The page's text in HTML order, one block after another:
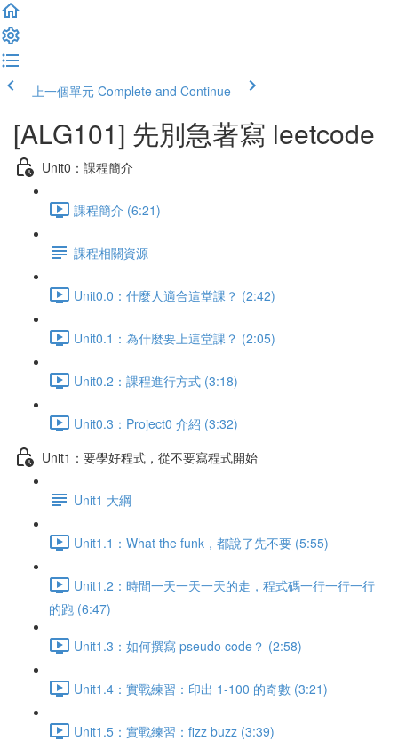
上一個單元 Complete and Continue
[ALG101] 先別急著寫 leetcode
Unit0：課程簡介
課程簡介 (6:21)
課程相關資源
Unit0.0：什麼人適合這堂課？ (2:42)
Unit0.1：為什麼要上這堂課？ (2:05)
Unit0.2：課程進行方式 (3:18)
Unit0.3：Project0 介紹 (3:32)
Unit1：要學好程式，從不要寫程式開始
Unit1 大綱
Unit1.1：What the funk，都說了先不要 (5:55)
Unit1.2：時間一天一天一天的走，程式碼一行一行一行
的跑 (6:47)
Unit1.3：如何撰寫 pseudo code？ (2:58)
Unit1.4：實戰練習：印出 1-100 的奇數 (3:21)
Unit1.5：實戰練習：fizz buzz (3:39)